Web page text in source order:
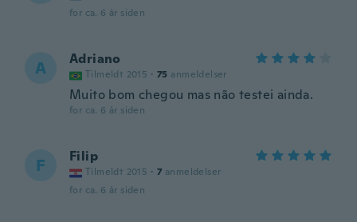
for ca. 6 år siden
A Adriano
Tilmeldt 2015 · 75 anmeldelser
Muito bom chegou mas não testei ainda.
for ca. 6 år siden
F Filip
Tilmeldt 2015 · 7 anmeldelser
for ca. 6 år siden